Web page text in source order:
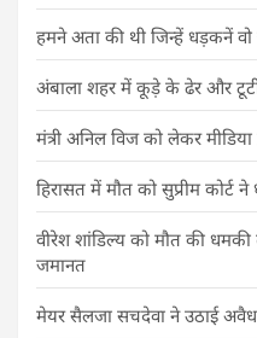
हमने अता की थी जिन्हें धड़कनें
अंबाला शहर में कूड़े के ढेर और
मंत्री अनिल विज को लेकर
हिरासत में मौत को सुप्रीम कोर्ट
वीरेश शांडिल्य को मौत की धमकी
जमानत
मेयर सैलजा सचदेवा ने उठाई